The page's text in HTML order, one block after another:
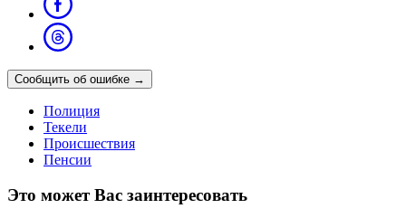
Сообщить об ошибке →
Полиция
Текели
Происшествия
Пенсии
Это может Вас заинтересовать